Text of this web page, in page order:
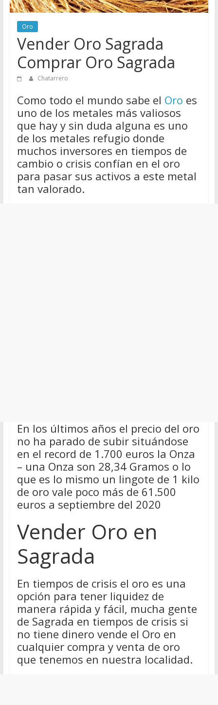
de
Chatarreros
para
vender
Chatarra
Oro
Vender Oro Sagrada
Comprar Oro Sagrada
Chatarrero
Como todo el mundo sabe el Oro es
uno de los metales más valiosos
que hay y sin duda alguna es uno
de los metales refugio donde
muchos inversores en tiempos de
cambio o crisis confían en el oro
para pasar sus activos a este metal
tan valorado.
En los últimos años el precio del oro
no ha parado de subir situándose
en el record de 1.700 euros la Onza
– una Onza son 28,34 Gramos o lo
que es lo mismo un lingote de 1 kilo
de oro vale poco más de 61.500
euros a septiembre del 2020
Vender Oro en
Sagrada
En tiempos de crisis el oro es una
opción para tener liquidez de
manera rápida y fácil, mucha gente
de Sagrada en tiempos de crisis si
no tiene dinero vende el Oro en
cualquier compra y venta de oro
que tenemos en nuestra localidad.